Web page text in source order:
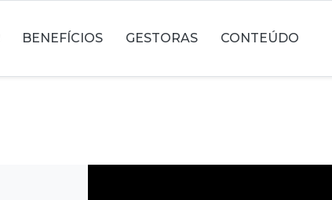
BENEFÍCIOS GESTORAS CONTEÚDO